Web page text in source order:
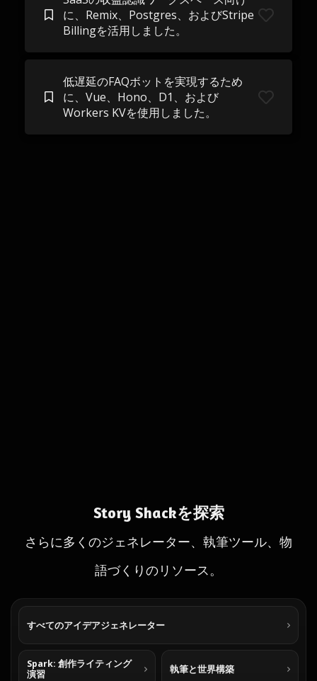
に、Remix、Postgres、およびStripe
Billingを活用しました。
低遅延のFAQボットを実現するため
に、Vue、Hono、D1、および
Workers KVを使用しました。
Story Shackを探索
さらに多くのジェネレーター、執筆ツール、物
語づくりのリソース。
すべてのアイデアジェネレーター
Spark: 創作ライティング
演習
執筆と世界構築